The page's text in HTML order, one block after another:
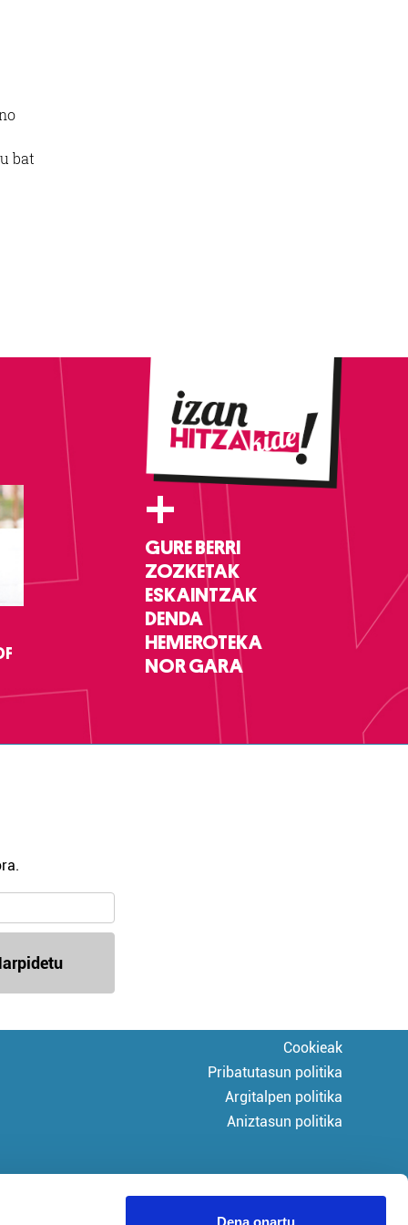
Dena onartu
bat
+
GURE BERRI
ZOZKETAK
ESKAINTZAK
DENDA
HEMEROTEKA
NOR GARA
Cookieak
Pribatutasun politika
Argitalpen politika
Aniztasun politika